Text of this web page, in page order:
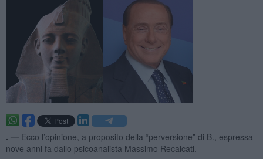
. — Ecco l’opinione, a proposito della “perversione” di B., espressa
nove anni fa dallo psicoanalista Massimo Recalcati.